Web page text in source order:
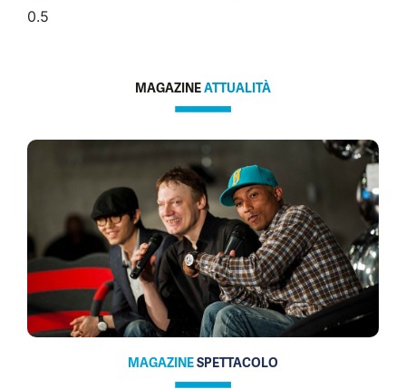
MAGAZINEATTUALITÀ
MAGAZINESPETTACOLO